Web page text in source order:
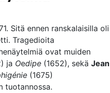
Sitä ennen ranskalaisilla oli
Tragedioita
ovat muiden
ja Oedipe (1652), sekä Jean
(1675)
tuotannossa.